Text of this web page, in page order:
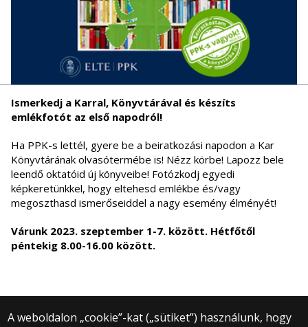
Ismerkedj a Karral, Könyvtárával és készíts
emlékfotót az első napodról!
Ha PPK-s lettél, gyere be a beiratkozási napodon a Kar
Könyvtárának olvasótermébe is! Nézz körbe! Lapozz bele
leendő oktatóid új könyveibe! Fotózkodj egyedi
képkeretünkkel, hogy eltehesd emlékbe és/vagy
megoszthasd ismerőseiddel a nagy esemény élményét!
Várunk 2023. szeptember 1-7. között. Hétfőtől
péntekig 8.00-16.00 között.
A weboldalon „cookie”-kat („sütiket”) használunk, hogy